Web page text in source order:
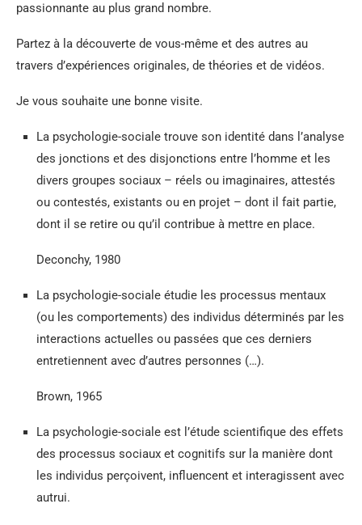
passionnante au plus grand nombre.
Partez à la découverte de vous-même et des autres au
travers d’expériences originales, de théories et de vidéos.
Je vous souhaite une bonne visite.
La psychologie-sociale trouve son identité dans l’analyse
des jonctions et des disjonctions entre l’homme et les
divers groupes sociaux – réels ou imaginaires, attestés
ou contestés, existants ou en projet – dont il fait partie,
dont il se retire ou qu’il contribue à mettre en place.
Deconchy, 1980
La psychologie-sociale étudie les processus mentaux
(ou les comportements) des individus déterminés par les
interactions actuelles ou passées que ces derniers
entretiennent avec d’autres personnes (…).
Brown, 1965
La psychologie-sociale est l’étude scientifique des effets
des processus sociaux et cognitifs sur la manière dont
les individus perçoivent, influencent et interagissent avec
autrui.